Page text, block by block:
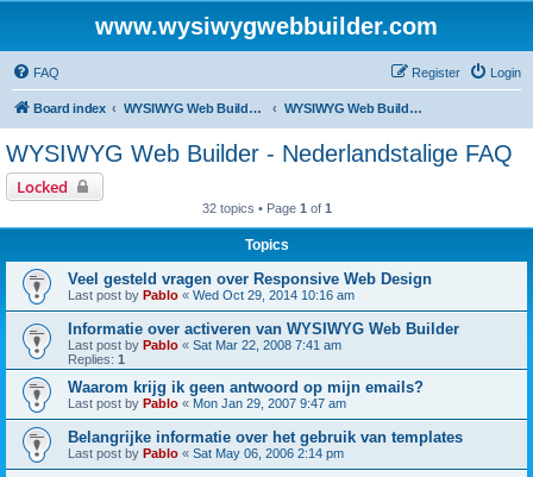
www.wysiwygwebbuilder.com
FAQ Login
Register
Board index WYSIWYG Web Builder - Dutch Support WYSIWYG Web Builder - Nederlandstalige FAQ
WYSIWYG Web Builder - Nederlandstalige FAQ
Locked
32 topics • Page 1 of 1
Topics
Veel gesteld vragen over Responsive Web Design
Last post by Pablo « Wed Oct 29, 2014 10:16 am
Informatie over activeren van WYSIWYG Web Builder
Last post by Pablo « Sat Mar 22, 2008 7:41 am
Replies: 1
Waarom krijg ik geen antwoord op mijn emails?
Last post by Pablo « Mon Jan 29, 2007 9:47 am
Belangrijke informatie over het gebruik van templates
Last post by Pablo « Sat May 06, 2006 2:14 pm